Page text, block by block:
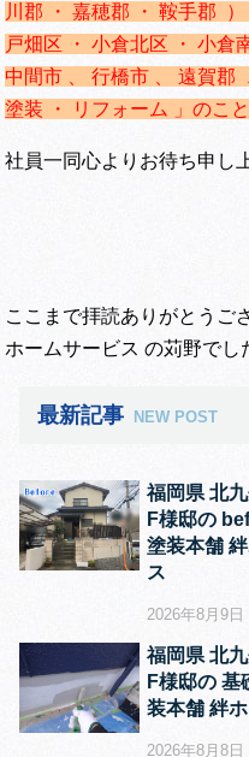
川郡 ・ 嘉穂郡 ・ 鞍手郡
戸畑区 ・ 小倉北区 ・ 小倉
中間市 、 行橋市 、 遠賀郡
塗装 ・ リフォーム 」のこ
社員一同心よりお待ち申し
ここまで拝読ありがとうご
ホームサービス の苅野でし
最新記事 NEW POST
福岡県 北
F様邸の
塗装本舗
ス
2026年8月9日
福岡県 北
F様邸の 基
装本舗 絆
2026年8月8日